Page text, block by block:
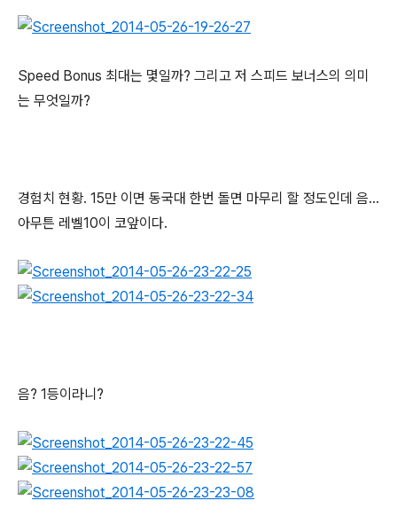
Speed Bonus 최대는 몇일까? 그리고 저 스피드 보너스의 의미
는 무엇일까?
경험치 현황. 15만 이면 동국대 한번 돌면 마무리 할 정도인데 음...
아무튼 레벨10이 코앞이다.
음? 1등이라니?